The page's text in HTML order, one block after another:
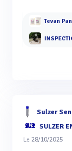
Tevan
Sulzer
SULZER
Le 28/10/2025